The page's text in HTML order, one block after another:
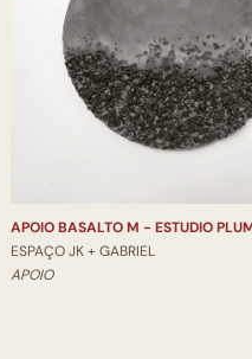
APOIO BASALTO M - ESTUDIO
ESPAÇO JK + GABRIEL
APOIO